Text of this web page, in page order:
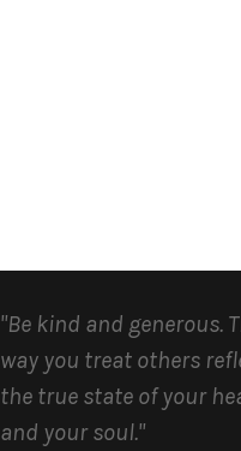
"Be kind and generous.
way you treat others
the true state of your
and your soul."